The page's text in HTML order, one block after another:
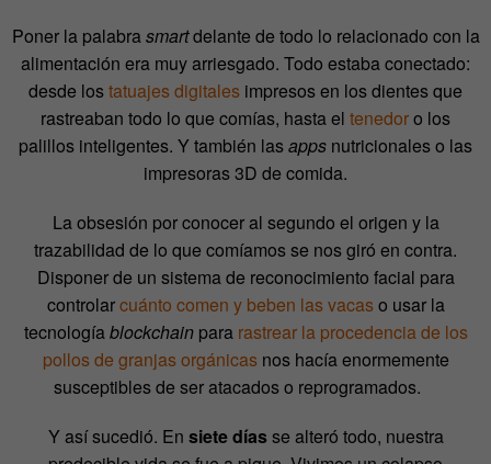
Poner la palabrasmartdelante de todo lo relacionado con la
alimentación era muy arriesgado. Todo estaba conectado:
desde lostatuajes digitales impresos en los dientes que
rastreaban todo lo que comías, hasta el tenedoro los
palillos inteligentes. Y también lasapps nutricionales o las
impresoras 3D de comida.
La obsesión por conocer al segundo el origen y la
trazabilidad de lo que comíamos se nos giró en contra.
Disponer de un sistema de reconocimiento facial para
controlarcuánto comen y beben las vacaso usar la
tecnologíablockchain para rastrear la procedencia de los
pollos de granjas orgánicasnos hacía enormemente
susceptibles de ser atacados o reprogramados.
Y así sucedió. En siete díasse alteró todo, nuestra